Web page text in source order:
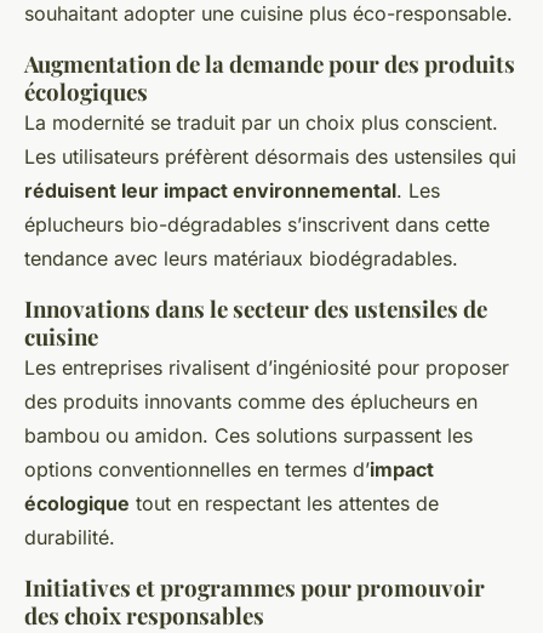
souhaitant adopter une cuisine plus éco-responsable.
Augmentation de la demande pour des produits
écologiques
La modernité se traduit par un choix plus conscient.
Les utilisateurs préfèrent désormais des ustensiles qui
réduisent leur impact environnemental. Les
éplucheurs bio-dégradables s’inscrivent dans cette
tendance avec leurs matériaux biodégradables.
Innovations dans le secteur des ustensiles de
cuisine
Les entreprises rivalisent d’ingéniosité pour proposer
des produits innovants comme des éplucheurs en
bambou ou amidon. Ces solutions surpassent les
options conventionnelles en termes d’impact
écologique tout en respectant les attentes de
durabilité.
Initiatives et programmes pour promouvoir
des choix responsables